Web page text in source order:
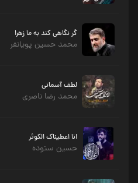
گر نگاهی کند به ما زهرا
محمد حسین پویانفر
لطف آسمانی
محمد رضا ناصری
انا اعطیناک الکوثر
حسین ستوده